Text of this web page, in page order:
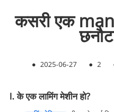
कसरी एक
छनौट
● 2025-06-27 ● 2
I. के एक लामिंग मेशीन हो?